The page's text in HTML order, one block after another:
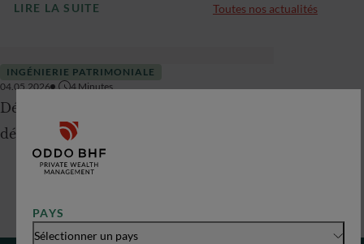
PAYS
Sélectionner un pays
LIRE LA SUITE Toutes nos actualités
INGÉNIERIE PATRIMONIALE
04.05.2026
4 Minutes
Déclaration de revenus 2026 : votre
décodeur fiscal